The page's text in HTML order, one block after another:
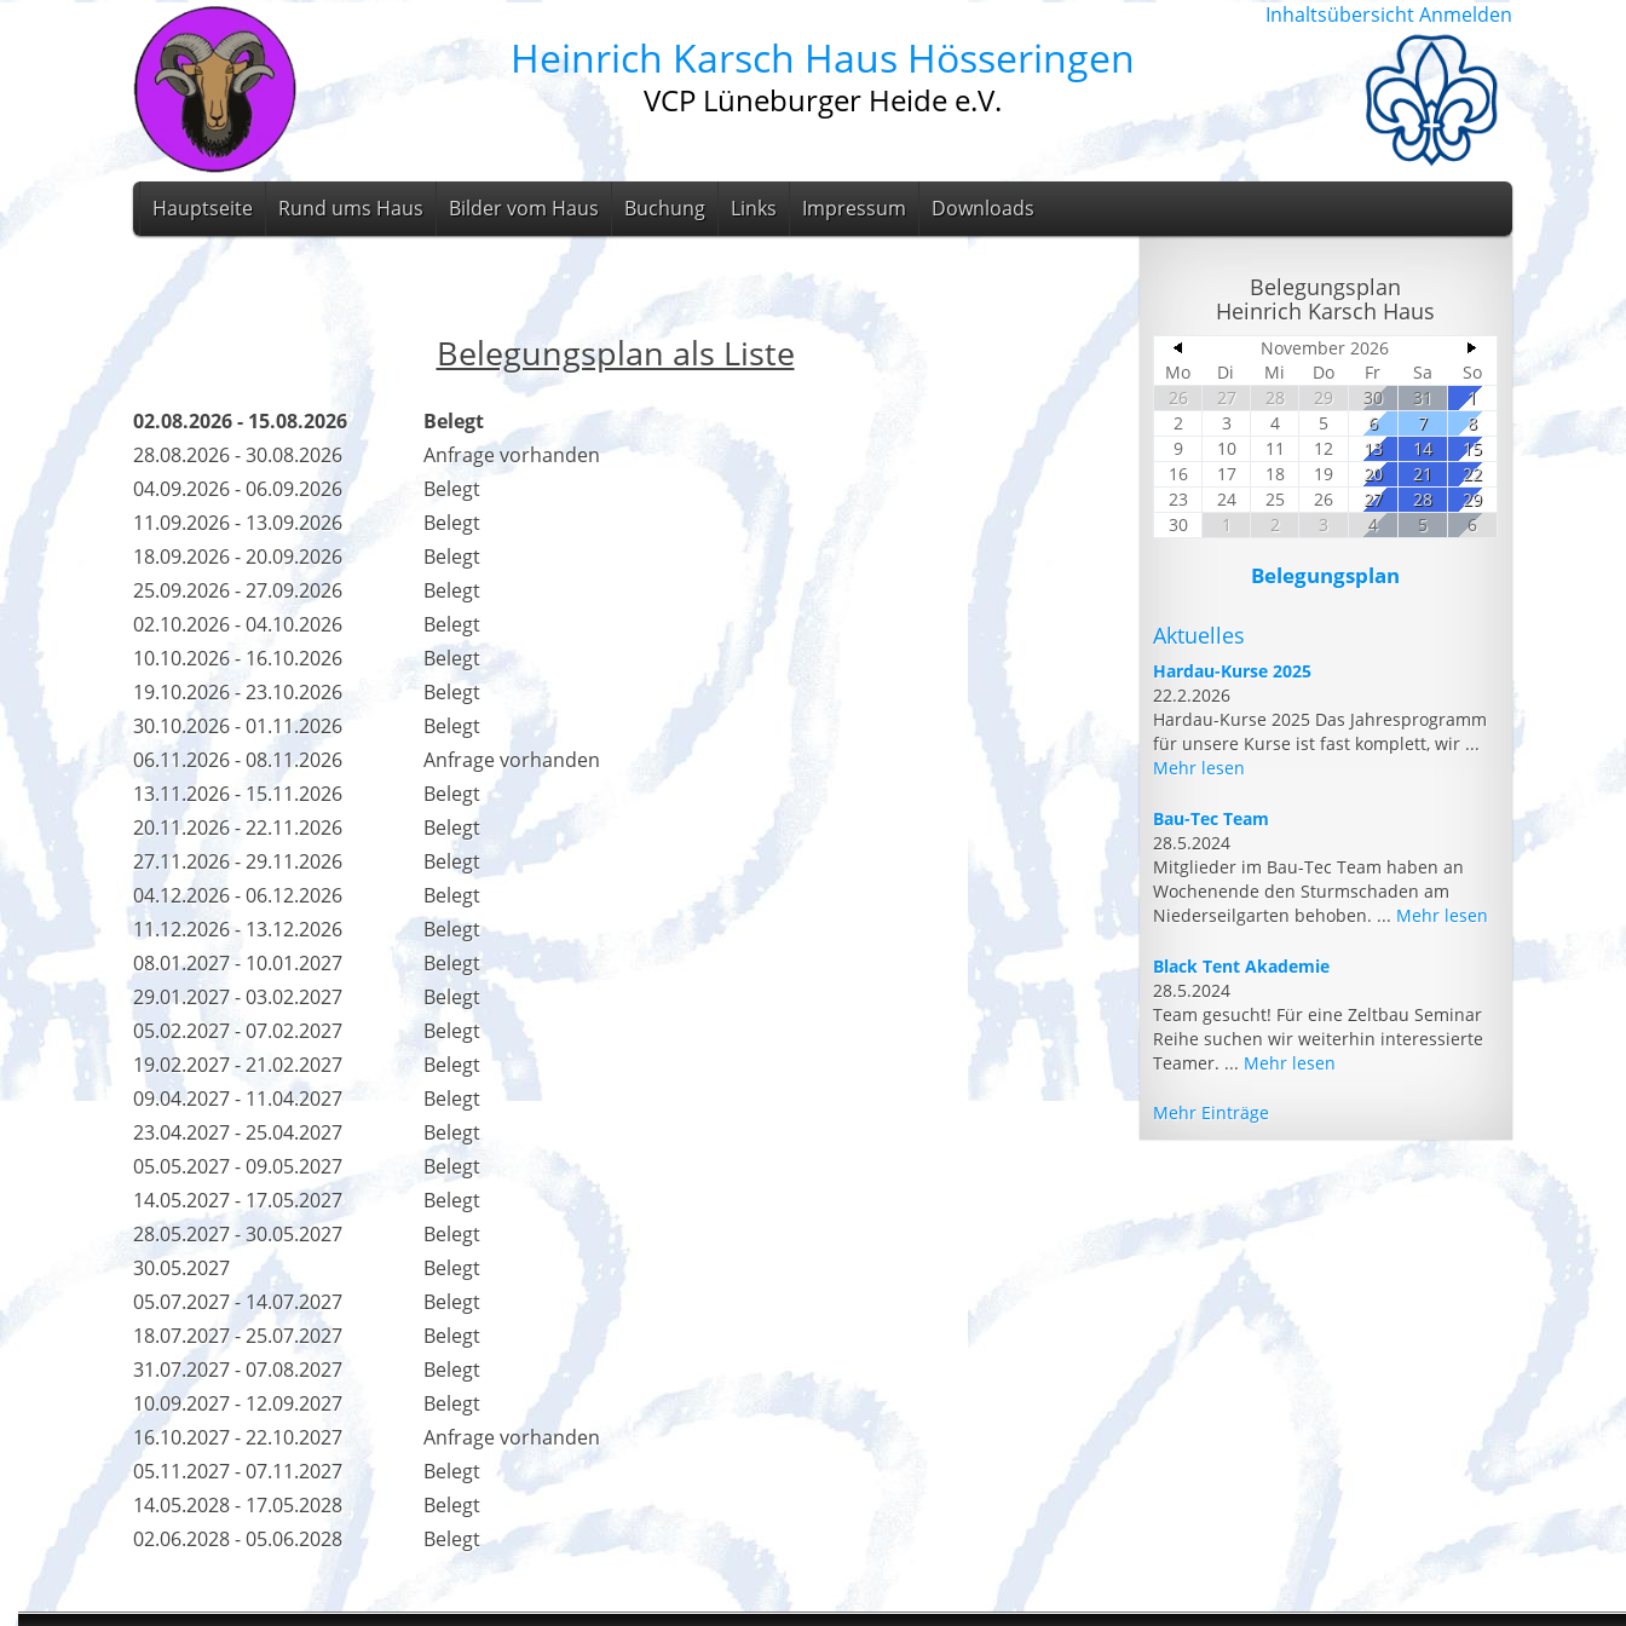
Inhaltsübersicht Anmelden
Heinrich Karsch Haus Hösseringen
VCP Lüneburger Heide e.V.
Hauptseite Rund ums Haus Bilder vom Haus Buchung Links Impressum Downloads
Belegungsplan als Liste
02.08.2026 - 15.08.2026
Belegt
28.08.2026 - 30.08.2026
Anfrage vorhanden
04.09.2026 - 06.09.2026
Belegt
11.09.2026 - 13.09.2026
Belegt
18.09.2026 - 20.09.2026
Belegt
25.09.2026 - 27.09.2026
Belegt
02.10.2026 - 04.10.2026
Belegt
10.10.2026 - 16.10.2026
Belegt
19.10.2026 - 23.10.2026
Belegt
30.10.2026 - 01.11.2026
Belegt
06.11.2026 - 08.11.2026
Anfrage vorhanden
13.11.2026 - 15.11.2026
Belegt
20.11.2026 - 22.11.2026
Belegt
27.11.2026 - 29.11.2026
Belegt
04.12.2026 - 06.12.2026
Belegt
11.12.2026 - 13.12.2026
Belegt
08.01.2027 - 10.01.2027
Belegt
29.01.2027 - 03.02.2027
Belegt
05.02.2027 - 07.02.2027
Belegt
19.02.2027 - 21.02.2027
Belegt
09.04.2027 - 11.04.2027
Belegt
23.04.2027 - 25.04.2027
Belegt
05.05.2027 - 09.05.2027
Belegt
14.05.2027 - 17.05.2027
Belegt
28.05.2027 - 30.05.2027
Belegt
30.05.2027
Belegt
05.07.2027 - 14.07.2027
Belegt
18.07.2027 - 25.07.2027
Belegt
31.07.2027 - 07.08.2027
Belegt
10.09.2027 - 12.09.2027
Belegt
16.10.2027 - 22.10.2027
Anfrage vorhanden
05.11.2027 - 07.11.2027
Belegt
14.05.2028 - 17.05.2028
Belegt
02.06.2028 - 05.06.2028
Belegt
Belegungsplan
Heinrich Karsch Haus
November 2026
Mo
Di Mi Do Fr Sa
So
26
27 28 29 30 31
1
2
3 4 5 6 7
8
9
10 11 12 13 14
15
16
17 18 19 20 21
22
23
24 25 26 27 28
29
30
1 2 3 4 5 6
Belegungsplan
Aktuelles
Hardau-Kurse 2025
22.2.2026
Hardau-Kurse 2025 Das Jahresprogramm
für unsere Kurse ist fast komplett, wir ...
Mehr lesen
Bau-Tec Team
28.5.2024
Mitglieder im Bau-Tec Team haben an
Wochenende den Sturmschaden am
Niederseilgarten behoben. ... Mehr lesen
Black Tent Akademie
28.5.2024
Team gesucht! Für eine Zeltbau Seminar
Reihe suchen wir weiterhin interessierte
Teamer. ... Mehr lesen
Mehr Einträge